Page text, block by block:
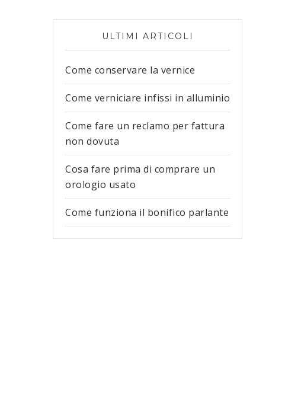
ULTIMI ARTICOLI
Come conservare la vernice
Come verniciare infissi in alluminio
Come fare un reclamo per fattura
non dovuta
Cosa fare prima di comprare un
orologio usato
Come funziona il bonifico parlante